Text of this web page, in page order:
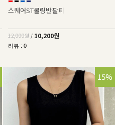
스퀘어ST쿨링반팔티
12,000원 / 10,200원
리뷰 : 0
15%